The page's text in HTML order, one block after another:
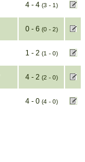
4 - 4 (3 - 1)
0 - 6 (0 - 2)
1 - 2 (1 - 0)
4 - 2 (2 - 0)
4 - 0 (4 - 0)